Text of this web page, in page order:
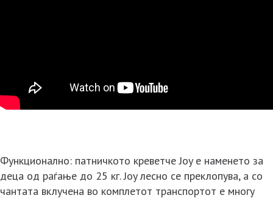
Функционално: патничкото креветче Joy е наменето за
деца од раѓање до 25 кг. Joy лесно се преклопува, а со
чантата вклучена во комплетот транспортот е многу